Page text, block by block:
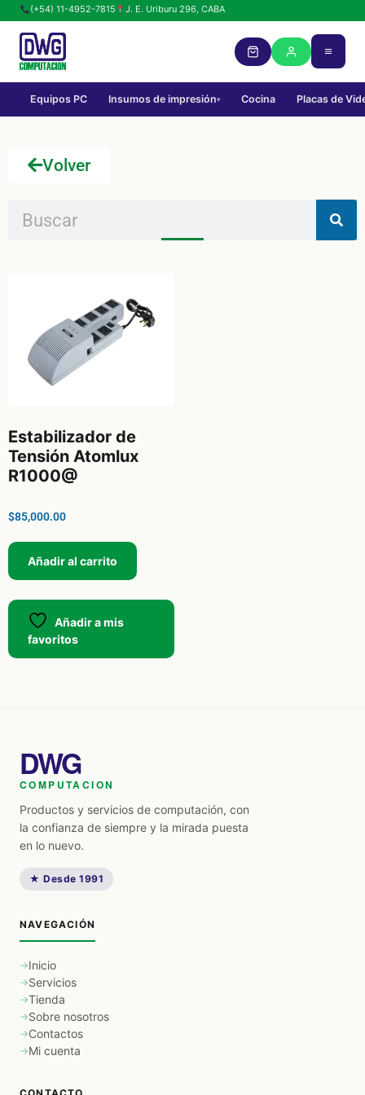
(+54) 11-4952-7815 J. E. Uriburu 296, CABA
Equipos PC Insumos de impresión▾ Cocina Placas de
Volver
Estabilizador de
Tensión Atomlux
R1000@
$85,000.00
Añadir al carrito
Añadir a mis
favoritos
DWG
COMPUTACION
Productos y servicios de computación, con
la confianza de siempre y la mirada puesta
en lo nuevo.
★ Desde 1991
NAVEGACIÓN
Inicio
Servicios
Tienda
Sobre nosotros
Contactos
Mi cuenta